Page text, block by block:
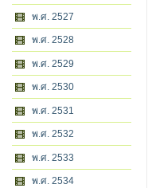
พ.ศ. 2527
พ.ศ. 2528
พ.ศ. 2529
พ.ศ. 2530
พ.ศ. 2531
พ.ศ. 2532
พ.ศ. 2533
พ.ศ. 2534